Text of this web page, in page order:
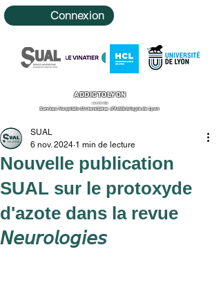
Connexion
ADDICTOLYON
Le site des
Services Hospitalo-Universitaires d'Addictologie de Lyon
Nouvelle publication
SUAL sur le protoxyde
d'azote dans la revue
𝘕𝘦𝘶𝘳𝘰𝘭𝘰𝘨𝘪𝘦𝘴
SUAL
6 nov. 2024 1 min de lecture